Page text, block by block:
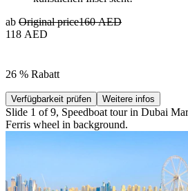
ab Original price160 AED
118 AED
26 % Rabatt
Verfügbarkeit prüfen Weitere infos
Slide 1 of 9, Speedboat tour in Dubai
Ferris wheel in background.